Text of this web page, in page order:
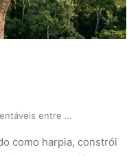
Parcerias sustentáveis entre proprietários de t…
como harpia, constrói